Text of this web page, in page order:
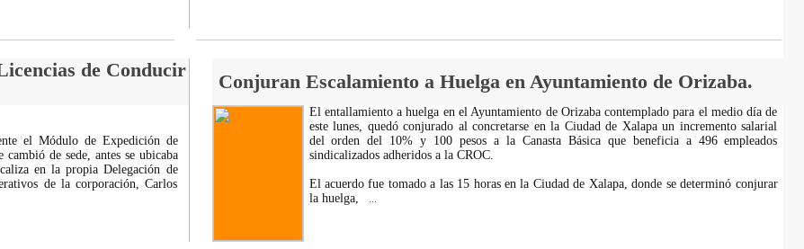
de Conducir
Conjuran Escalamiento a Huelga en Ayuntamiento de Orizaba.
el Módulo de Expedición de
de sede, antes se ubicaba
en la propia Delegación de
de la corporación, Carlos
El entallamiento a huelga en el Ayuntamiento de Orizaba contemplado para el medio día de
este lunes, quedó conjurado al concretarse en la Ciudad de Xalapa un incremento salarial
del orden del 10% y 100 pesos a la Canasta Básica que beneficia a 496 empleados
sindicalizados adheridos a la CROC.
El acuerdo fue tomado a las 15 horas en la Ciudad de Xalapa, donde se determinó conjurar
la huelga,